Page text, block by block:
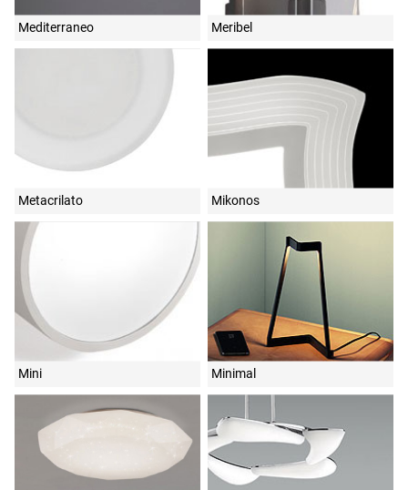
Mediterraneo Meribel
Metacrilato Mikonos
Mini Minimal